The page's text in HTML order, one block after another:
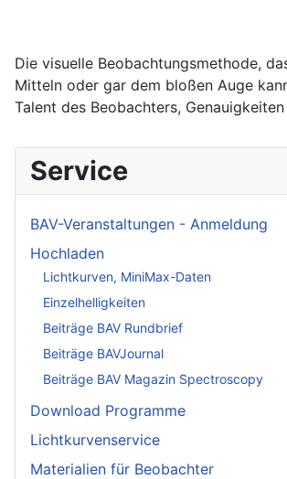
Die visuelle Beobachtungsmethode,
Mitteln oder gar dem bloßen Auge
Talent des Beobachters,
Service
BAV-Veranstaltungen - Anmeldung
Hochladen
Lichtkurven, MiniMax-Daten
Einzelhelligkeiten
Beiträge BAV Rundbrief
Beiträge BAVJournal
Beiträge BAV Magazin Spectroscopy
Download Programme
Lichtkurvenservice
Materialien für Beobachter